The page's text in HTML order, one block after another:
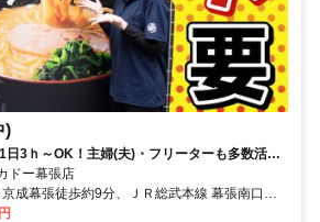
)
日3ｈ～OK！主婦(夫)・フリーターも多数活躍
ドー幕張店
成幕張徒歩約9分、ＪＲ総武本線 幕張南口徒
/ＪＲ武蔵野線 海浜幕張北口(中央口)徒歩約16